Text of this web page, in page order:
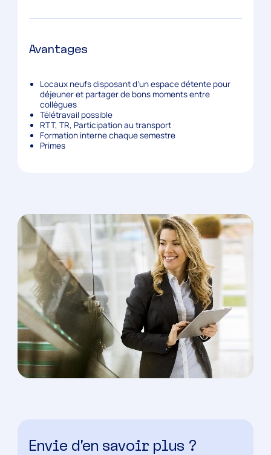
Avantages
Locaux neufs disposant d’un espace détente pour
déjeuner et partager de bons moments entre
collègues
Télétravail possible
RTT, TR, Participation au transport
Formation interne chaque semestre
Primes
Envie d’en savoir plus ?